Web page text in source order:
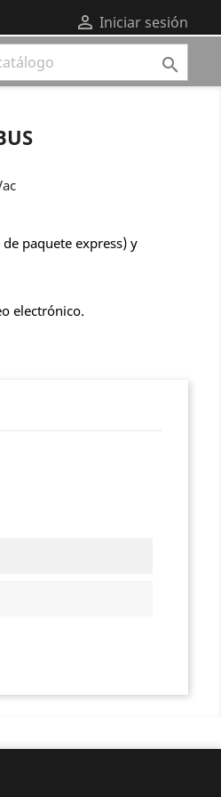
 Iniciar sesión

paquete express) y
electrónico.